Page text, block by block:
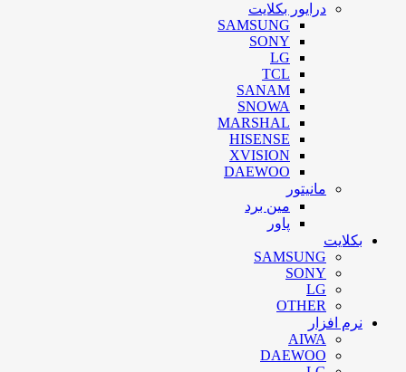
درایور بکلایت
SAMSUNG
SONY
LG
TCL
SANAM
SNOWA
MARSHAL
HISENSE
XVISION
DAEWOO
مانیتور
مین برد
پاور
بکلایت
SAMSUNG
SONY
LG
OTHER
نرم افزار
AIWA
DAEWOO